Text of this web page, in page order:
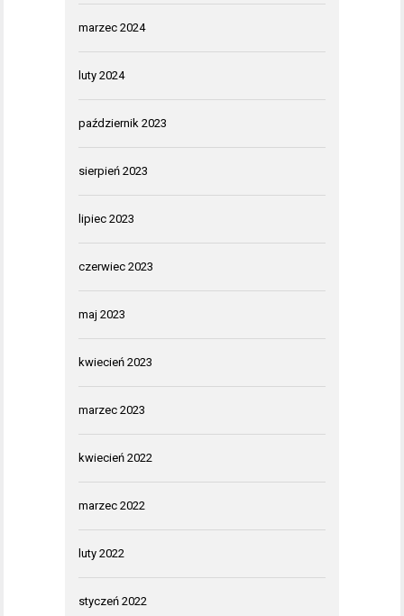
marzec 2024
luty 2024
październik 2023
sierpień 2023
lipiec 2023
czerwiec 2023
maj 2023
kwiecień 2023
marzec 2023
kwiecień 2022
marzec 2022
luty 2022
styczeń 2022